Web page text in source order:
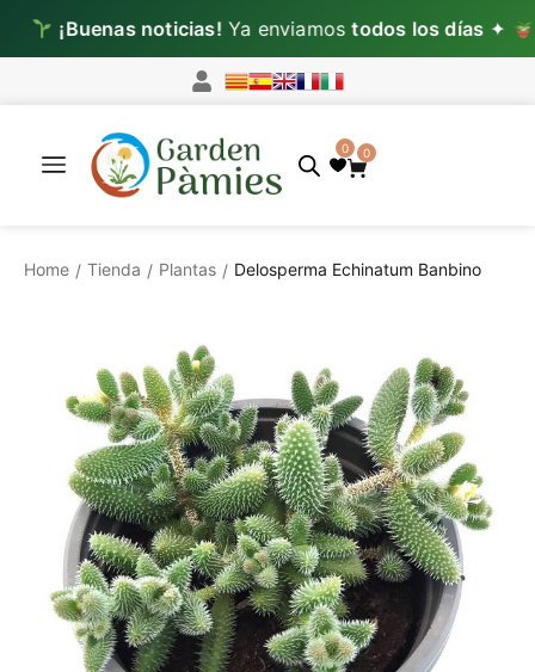
noticias!Ya enviamostodos los días✦
0 0
Home / Tienda / Plantas / Delosperma Echinatum Banbino